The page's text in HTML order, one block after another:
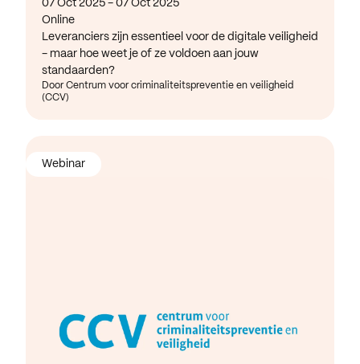
07 Oct 2025 - 07 Oct 2025
Online
Leveranciers zijn essentieel voor de digitale veiligheid
- maar hoe weet je of ze voldoen aan jouw
standaarden?
Door Centrum voor criminaliteitspreventie en veiligheid
(CCV)
Webinar